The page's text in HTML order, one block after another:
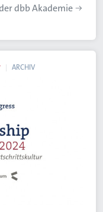
dbb Akademie
ARCHIV